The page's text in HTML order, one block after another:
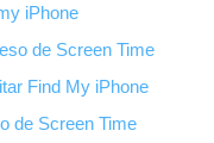
iPhone
de Screen Time
Find My iPhone
de Screen Time